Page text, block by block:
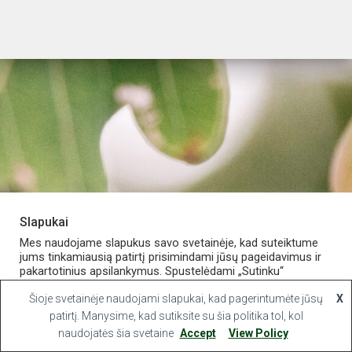
PARDUOTUVĖ APIE VAISTINĘ MANO PASKYRA
KONTAKTAI
Hestia | Developed byThemeIsle
Slapukai
Mes naudojame slapukus savo svetainėje, kad suteiktume
jums tinkamiausią patirtį prisimindami jūsų pageidavimus ir
pakartotinius apsilankymus. Spustelėdami „Sutinku“
sutinkate naudoti VISUS slapukus.
Slapukų nustatymai Sutinku
Šioje svetainėje naudojami slapukai, kad pagerintumėte jūsų
patirtį. Manysime, kad sutiksite su šia politika tol, kol
naudojatės šia svetaine
X
Accept View Policy